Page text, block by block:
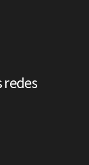
redes